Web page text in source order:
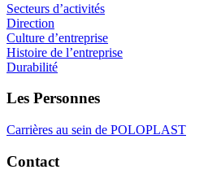
Secteurs d’activités
Direction
Culture d’entreprise
Histoire de l’entreprise
Durabilité
Les Personnes
Carrières au sein de POLOPLAST
Contact